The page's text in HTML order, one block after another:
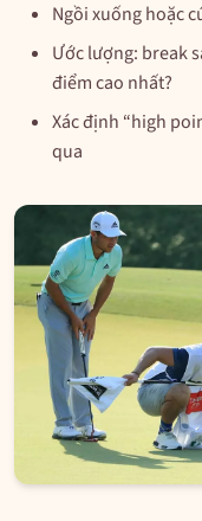
Ngồi xuống hoặc
Ước lượng: break
điểm cao nhất?
Xác định “high
qua